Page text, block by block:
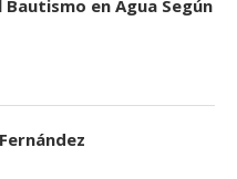
Bautismo en Agua Según